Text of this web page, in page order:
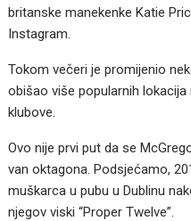
britanske manekenke Katie
Instagram.
Tokom večeri je promijenio
obišao više popularnih lokacija
klubove.
Ovo nije prvi put da se
van oktagona. Podsjećamo,
muškarca u pubu u Dublinu
njegov viski “Proper Twelve”.